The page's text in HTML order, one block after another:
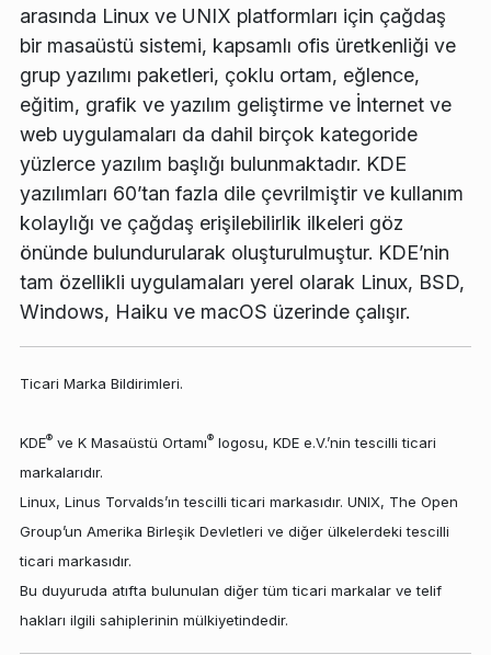
arasında Linux ve UNIX platformları için çağdaş
bir masaüstü sistemi, kapsamlı ofis üretkenliği ve
grup yazılımı paketleri, çoklu ortam, eğlence,
eğitim, grafik ve yazılım geliştirme ve İnternet ve
web uygulamaları da dahil birçok kategoride
yüzlerce yazılım başlığı bulunmaktadır. KDE
yazılımları 60’tan fazla dile çevrilmiştir ve kullanım
kolaylığı ve çağdaş erişilebilirlik ilkeleri göz
önünde bulundurularak oluşturulmuştur. KDE’nin
tam özellikli uygulamaları yerel olarak Linux, BSD,
Windows, Haiku ve macOS üzerinde çalışır.
Ticari Marka Bildirimleri.
KDE® ve K Masaüstü Ortamı® logosu, KDE e.V.’nin tescilli ticari
markalarıdır.
Linux, Linus Torvalds’ın tescilli ticari markasıdır. UNIX, The Open
Group’un Amerika Birleşik Devletleri ve diğer ülkelerdeki tescilli
ticari markasıdır.
Bu duyuruda atıfta bulunulan diğer tüm ticari markalar ve telif
hakları ilgili sahiplerinin mülkiyetindedir.